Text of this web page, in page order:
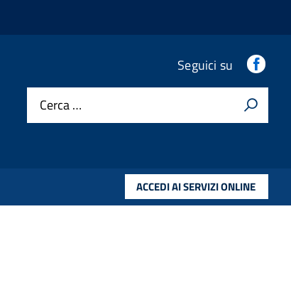
Seguici su
Cerca …
ACCEDI AI SERVIZI ONLINE